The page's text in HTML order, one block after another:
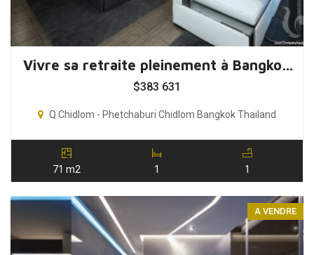
Vivre sa retraite pleinement à Bangkok, Thaïlande
$383 631
Q Chidlom - Phetchaburi Chidlom Bangkok Thailand
71 m2 1 1
A VENDRE